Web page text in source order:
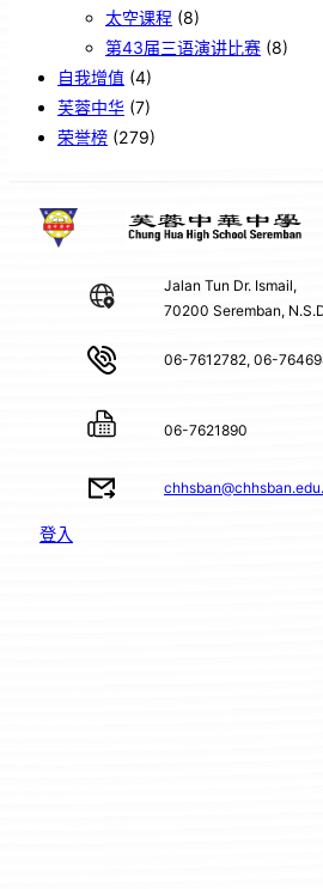
太空课程 (8)
第43届三语演讲比赛 (8)
自我增值 (4)
芙蓉中华 (7)
荣誉榜 (279)
Jalan Tun Dr. Ismail,
70200 Seremban,
06-7612782, 06-
06-7621890
登入